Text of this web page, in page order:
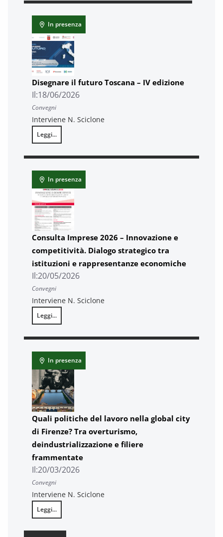
In presenza
Disegnare il futuro Toscana – IV edizione
Il:18/06/2026
Convegni
Interviene N. Sciclone
Leggi...
Disegnare il futuro Toscana – IV edizione
In presenza
Consulta Imprese 2026 – Innovazione e
competitività. Dialogo strategico tra
istituzioni e rappresentanze economiche
Il:20/05/2026
Convegni
Interviene N. Sciclone
Leggi...
Consulta Imprese 2026 – Innovazione e competitività. Dialogo
In presenza
Quali politiche del lavoro nella global city
di Firenze? Tra overturismo,
deindustrializzazione e filiere
frammentate
Il:20/03/2026
Convegni
Interviene N. Sciclone
Leggi...
Quali politiche del lavoro nella global city di Firenze? Tra